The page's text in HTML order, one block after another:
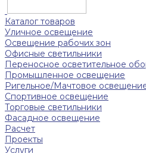
Каталог товаров
Уличное освещение
Освещение рабочих зон
Офисные светильники
Переносное осветительное
Промышленное освещение
Ригельное/Мачтовое
Спортивное освещение
Торговые светильники
Фасадное освещение
Расчет
Проекты
Услуги